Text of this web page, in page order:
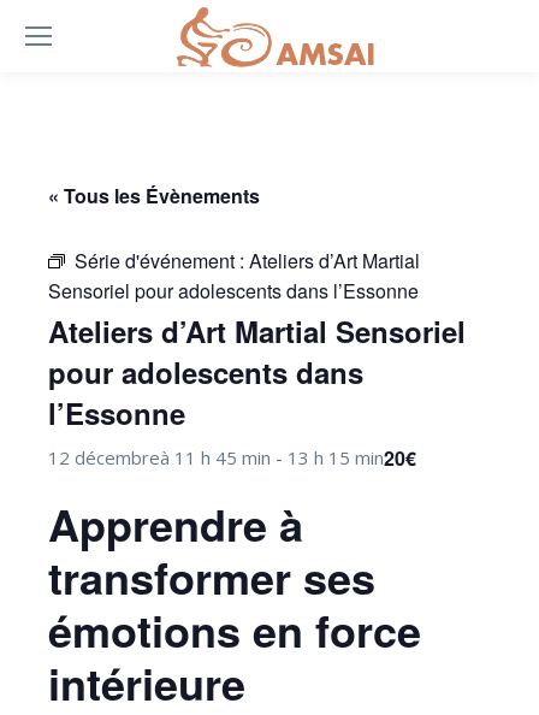
« Tous les Évènements
Série d'événement : Ateliers d’Art Martial
Sensoriel pour adolescents dans l’Essonne
Ateliers d’Art Martial Sensoriel
pour adolescents dans
l’Essonne
12 décembreà 11 h 45 min - 13 h 15 min20€
Apprendre à
transformer ses
émotions en force
intérieure